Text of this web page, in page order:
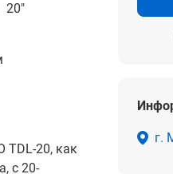
20"
TDL-20, как
с 20-
г.